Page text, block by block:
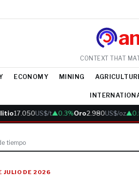
CONTEXT THAT
ECONOMY MINING
17.050US$/t▲0.3%Oro2.980US$/oz
tiempo
JULIO DE 2026